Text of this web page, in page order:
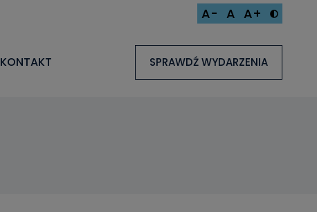
A- A A+
KONTAKT SPRAWDŹ WYDARZENIA